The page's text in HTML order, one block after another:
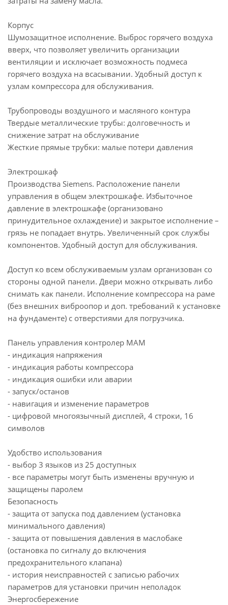
Корпус
Шумозащитное исполнение. Выброс горячего воздуха
вверх, что позволяет увеличить организации
вентиляции и исключает возможность подмеса
горячего воздуха на всасывании. Удобный доступ к
узлам компрессора для обслуживания.
Трубопроводы воздушного и масляного контура
Твердые металлические трубы: долговечность и
снижение затрат на обслуживание
Жесткие прямые трубки: малые потери давления
Электрошкаф
Производства Siemens. Расположение панели
управления в общем электрошкафе. Избыточное
давление в электрошкафе (организовано
принудительное охлаждение) и закрытое исполнение –
грязь не попадает внутрь. Увеличенный срок службы
компонентов. Удобный доступ для обслуживания.
Доступ ко всем обслуживаемым узлам организован со
стороны одной панели. Двери можно открывать либо
снимать как панели. Исполнение компрессора на раме
(без внешних виброопор и доп. требований к установке
на фундаменте) с отверстиями для погрузчика.
Панель управления контролер МАМ
- индикация напряжения
- индикация работы компрессора
- индикация ошибки или аварии
- запуск/останов
- навигация и изменение параметров
- цифровой многоязычный дисплей, 4 строки, 16
символов
Удобство использования
- выбор 3 языков из 25 доступных
- все параметры могут быть изменены вручную и
защищены паролем
Безопасность
- защита от запуска под давлением (установка
минимального давления)
- защита от повышения давления в маслобаке
(остановка по сигналу до включения
предохранительного клапана)
- история неисправностей с записью рабочих
параметров для установки причин неполадок
Энергосбережение